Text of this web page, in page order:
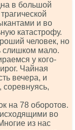
в большой
и во
катастрофу.
человек, но
слишком мало.
у кого-
Чайная
вечера, и
на 78 оборотов.
во
из нас